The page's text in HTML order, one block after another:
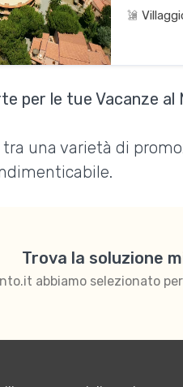
per le tue Vacanze al
tra una varietà di
Trova la soluzione
abbiamo selezionato